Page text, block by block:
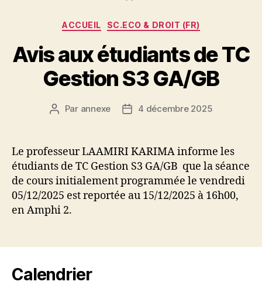
Catégories
ACCUEIL SC.ECO & DROIT (FR)
Avis aux étudiants de TC
Gestion S3 GA/GB
Auteur
Par annexe
Date4 décembre 2025
Le professeur LAAMIRI KARIMA informe les
étudiants de TC Gestion S3 GA/GB que la séance
de cours initialement programmée le vendredi
05/12/2025 est reportée au 15/12/2025 à 16h00,
en Amphi 2.
Calendrier